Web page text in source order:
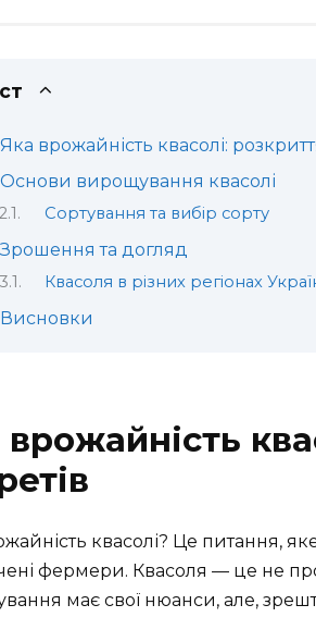
Яка врожайність квасолі:
Основи вирощування квасолі
Сортування та вибір сорту
Зрошення та догляд
Квасоля в різних регіонах
Висновки
квасолі? Це питання,
фермери. Квасоля — це не
має свої нюанси, але,